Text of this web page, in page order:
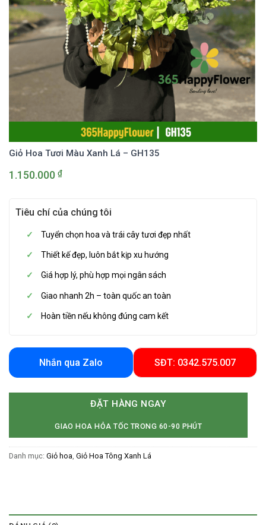
Giỏ Hoa Tươi Màu Xanh Lá – GH135
1.150.000 ₫
Tiêu chí của chúng tôi
Tuyển chọn hoa và trái cây tươi đẹp nhất
Thiết kế đẹp, luôn bắt kịp xu hướng
Giá hợp lý, phù hợp mọi ngân sách
Giao nhanh 2h – toàn quốc an toàn
Hoàn tiền nếu không đúng cam kết
Nhắn qua Zalo SĐT: 0342.575.007
ĐẶT HÀNG NGAY
GIAO HOA HỎA TỐC TRONG 60-90 PHÚT
Danh mục: Giỏ hoa, Giỏ Hoa Tông Xanh Lá